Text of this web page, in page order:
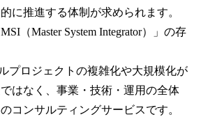
に推進する体制が求められます。
（Master System Integrator）」の存
プロジェクトの複雑化や大規模化が
はなく、事業・技術・運用の全体
コンサルティングサービスです。